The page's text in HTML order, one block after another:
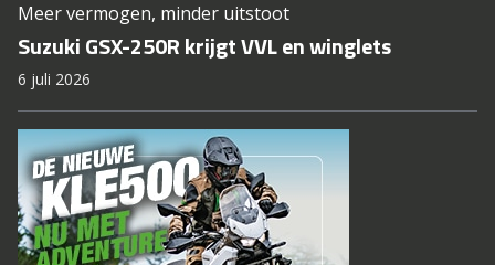
Meer vermogen, minder uitstoot
Suzuki GSX-250R krijgt VVL en winglets
6 juli 2026